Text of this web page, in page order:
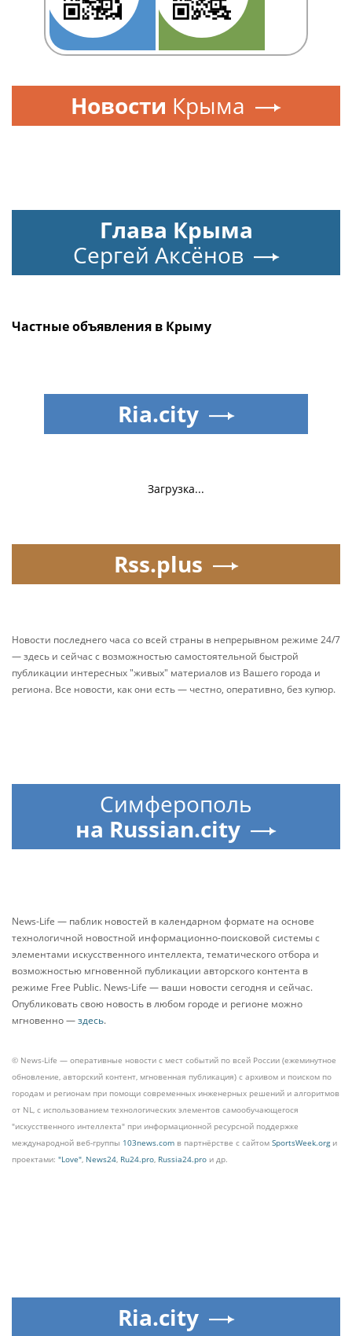
Новости Крыма
Глава Крыма
Сергей Аксёнов
Частные объявления в Крыму
Загрузка...
Ria.city
Rss.plus
Новости последнего часа со всей страны в непрерывном режиме 24/7
— здесь и сейчас с возможностью самостоятельной быстрой
публикации интересных "живых" материалов из Вашего города и
региона. Все новости, как они есть — честно, оперативно, без купюр.
Симферополь
на Russian.city
News-Life — паблик новостей в календарном формате на основе
технологичной новостной информационно-поисковой системы с
элементами искусственного интеллекта, тематического отбора и
возможностью мгновенной публикации авторского контента в
режиме Free Public. News-Life — ваши новости сегодня и сейчас.
Опубликовать свою новость в любом городе и регионе можно
мгновенно —здесь.
© News-Life — оперативные новости с мест событий по всей России (ежеминутное
обновление, авторский контент, мгновенная публикация) с архивом и поиском по
городам и регионам при помощи современных инженерных решений и алгоритмов
от NL, с использованием технологических элементов самообучающегося
"искусственного интеллекта" при информационной ресурсной поддержке
международной веб-группы 103news.com в партнёрстве с сайтом SportsWeek.orgи
проектами: "Love", News24, Ru24.pro, Russia24.pro и др.
Ria.city